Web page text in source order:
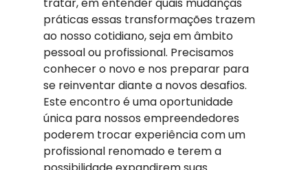
práticas essas transformações trazem
ao nosso cotidiano, seja em âmbito
pessoal ou profissional. Precisamos
conhecer o novo e nos preparar para
se reinventar diante a novos desafios.
Este encontro é uma oportunidade
única para nossos empreendedores
poderem trocar experiência com um
profissional renomado e terem a